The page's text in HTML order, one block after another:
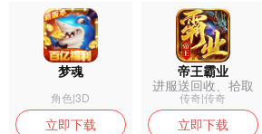
梦魂
角色|3D
立即下载
帝王霸业
进服送回收、拾取
★召唤火龙神...
传奇|传奇
立即下载